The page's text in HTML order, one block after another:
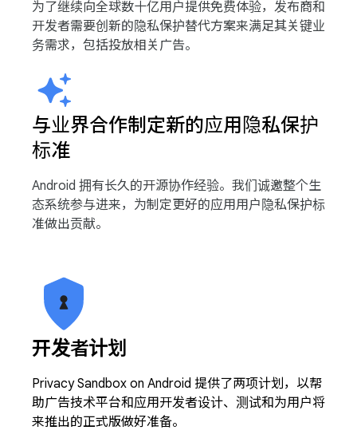
为了继续向全球数十亿用户提供免费体验，发布商和
开发者需要创新的隐私保护替代方案来满足其关键业
务需求，包括投放相关广告。
与业界合作制定新的应用隐私保护
标准
Android 拥有长久的开源协作经验。我们诚邀整个生
态系统参与进来，为制定更好的应用用户隐私保护标
准做出贡献。
开发者计划
Privacy Sandbox on Android 提供了两项计划，以帮
助广告技术平台和应用开发者设计、测试和为用户将
来推出的正式版做好准备。